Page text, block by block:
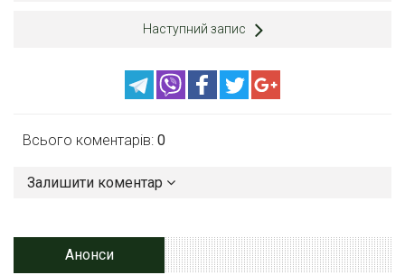
Наступний запис
Всього коментарів: 0
Залишити коментар
Анонси